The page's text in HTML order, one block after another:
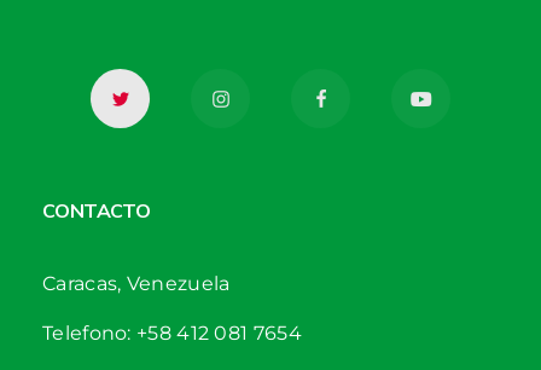
CONTACTO
Caracas, Venezuela
Telefono: +58 412 081 7654